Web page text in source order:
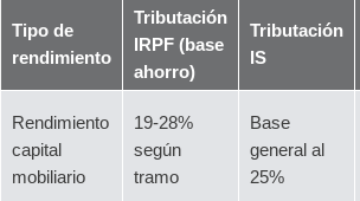
Tipo de
rendimiento
Tributación
IRPF (base
ahorro)
Tributación
IS
Rendimiento
capital
mobiliario
19-28%
según
tramo
Base
general al
25%